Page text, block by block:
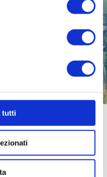
tutti
della provincia di
e la Valpolicella. È
visitare la città dell’Amore
unica della guida che